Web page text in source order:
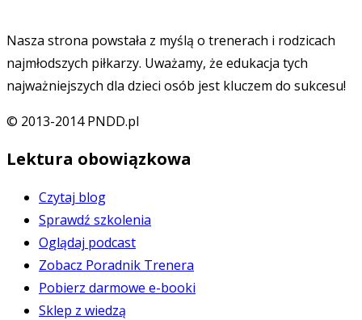
Nasza strona powstała z myślą o trenerach i rodzicach
najmłodszych piłkarzy. Uważamy, że edukacja tych
najważniejszych dla dzieci osób jest kluczem do sukcesu!
© 2013-2014 PNDD.pl
Lektura obowiązkowa
Czytaj blog
Sprawdź szkolenia
Oglądaj podcast
Zobacz Poradnik Trenera
Pobierz darmowe e-booki
Sklep z wiedzą